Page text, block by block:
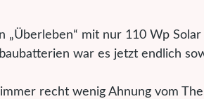
„Überleben“ mit nur 110 Wp
war es jetzt endlich
recht wenig Ahnung vom